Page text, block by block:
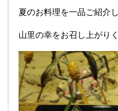
夏のお料理を一品ご紹介し
山里の幸をお召し上がり